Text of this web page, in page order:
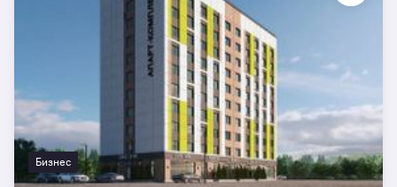
Бизнес